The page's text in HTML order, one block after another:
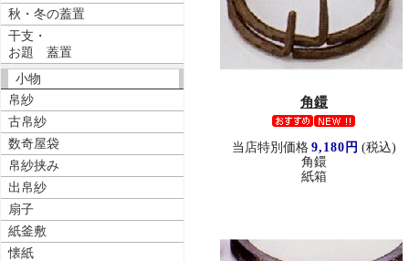
秋・冬の蓋置
干支・
お題 蓋置
小物
帛紗
古帛紗
数奇屋袋
帛紗挟み
出帛紗
扇子
紙釜敷
懐紙
角鐶
当店特別価格 9,180円 (税込)
角鐶
紙箱